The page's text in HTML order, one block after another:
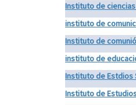
Instituto de
instituto de
Instituto de
instituto de
Instituto de Estdios
Instituto de